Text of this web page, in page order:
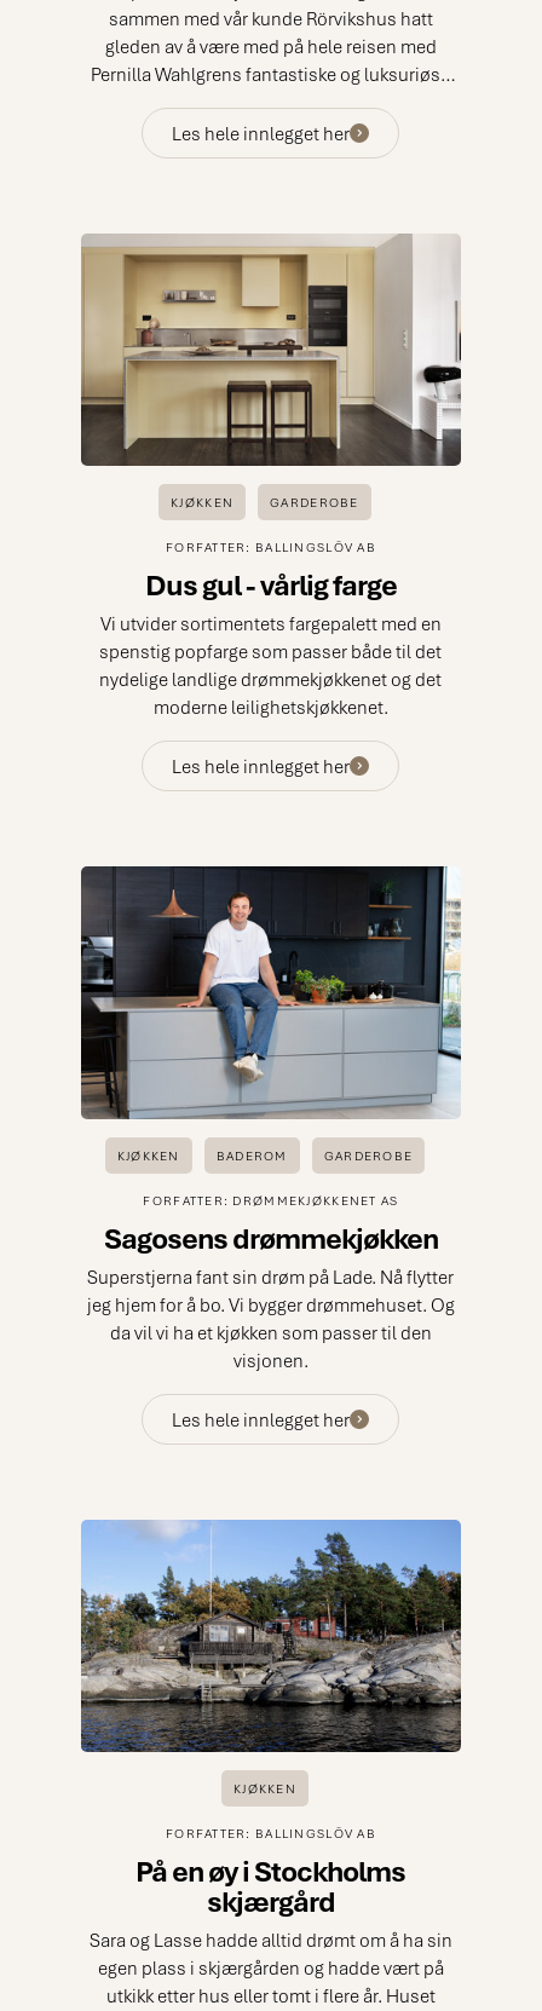
sammen med vår kunde Rörvikshus hatt
gleden av å være med på hele reisen med
Pernilla Wahlgrens fantastiske og luksuriøse
hus på Lidingö.
Les hele innlegget her
KJØKKEN GARDEROBE
FORFATTER: BALLINGSLÖV AB
Dus gul - vårlig farge
Vi utvider sortimentets fargepalett med en
spenstig popfarge som passer både til det
nydelige landlige drømmekjøkkenet og det
moderne leilighetskjøkkenet.
Les hele innlegget her
KJØKKEN BADEROM GARDEROBE
FORFATTER: DRØMMEKJØKKENET AS
Sagosens drømmekjøkken
Superstjerna fant sin drøm på Lade. Nå flytter
jeg hjem for å bo. Vi bygger drømmehuset. Og
da vil vi ha et kjøkken som passer til den
visjonen.
Les hele innlegget her
KJØKKEN
FORFATTER: BALLINGSLÖV AB
På en øy i Stockholms
skjærgård
Sara og Lasse hadde alltid drømt om å ha sin
egen plass i skjærgården og hadde vært på
utkikk etter hus eller tomt i flere år. Huset